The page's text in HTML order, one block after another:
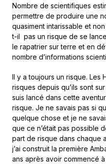
Nombre de scientifiques
permettre de produire une
quasiment intarissable et
t-il pas un risque de se
le rapatrier sur terre et en
nombre d’informations
Il y a toujours un risque. Les
risques depuis qu’ils sont
suis lancé dans cette
risque. Je ne savais pas si
quelque chose et je ne
que ce n’était pas possible
part de risque dans chaque
j’ai construit la première
ans après avoir commencé